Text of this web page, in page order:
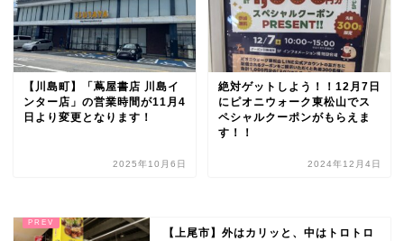
【川島町】「蔦屋書店 川島イ
ンター店」の営業時間が11月4
日より変更となります！
2025年10月6日
絶対ゲットしよう！！12月7日
にピオニウォーク東松山でス
ペシャルクーポンがもらえま
す！！
2024年12月4日
【上尾市】外はカリッと、中はトロトロ